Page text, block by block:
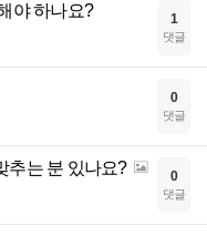
야 하나요? 1
댓글
0
댓글
추는 분 있나요? 0
댓글